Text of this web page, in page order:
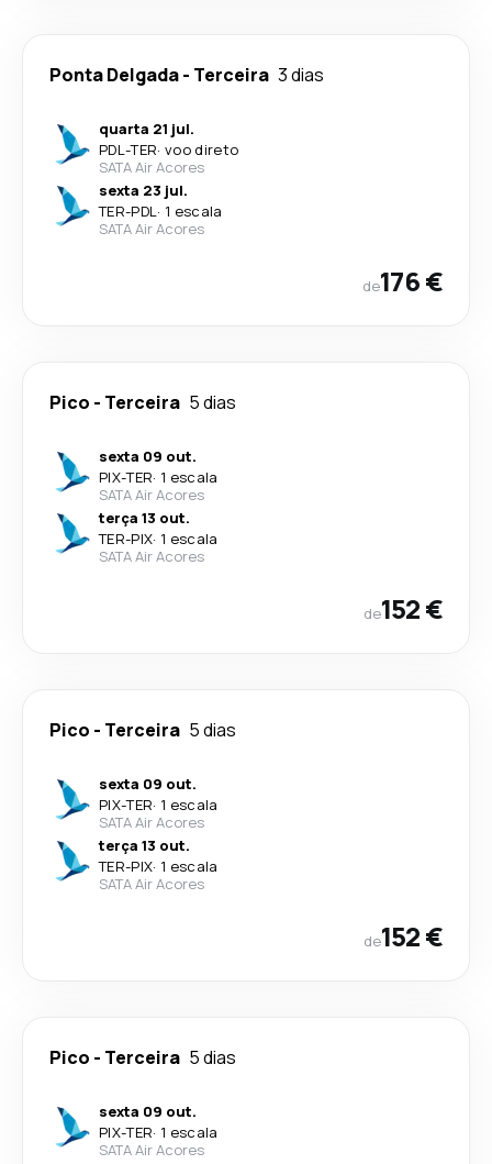
Ponta Delgada- Terceira 3 dias
quarta 21 jul.
PDL-TER· voo direto
SATA Air Acores
sexta 23 jul.
TER-PDL· 1 escala
SATA Air Acores
de176 €
Pico - Terceira 5 dias
sexta 09 out.
PIX-TER· 1 escala
SATA Air Acores
terça 13 out.
TER-PIX· 1 escala
SATA Air Acores
de152 €
Pico - Terceira 5 dias
sexta 09 out.
PIX-TER· 1 escala
SATA Air Acores
terça 13 out.
TER-PIX· 1 escala
SATA Air Acores
de152 €
Pico - Terceira 5 dias
sexta 09 out.
PIX-TER· 1 escala
SATA Air Acores